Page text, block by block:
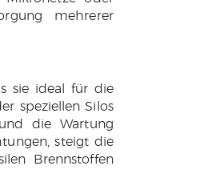
mehrerer
sie ideal für die
speziellen Silos
die Wartung
steigt die
Brennstoffen